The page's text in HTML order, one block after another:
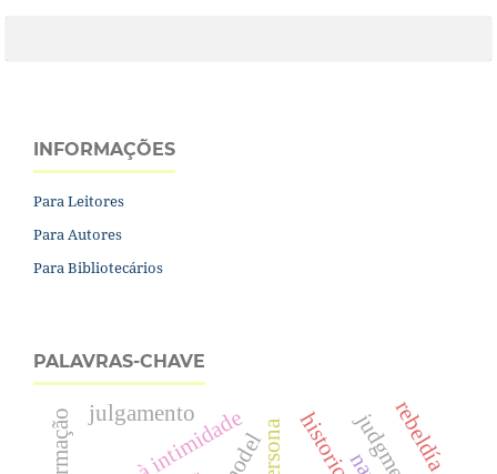
INFORMAÇÕES
Para Leitores
Para Autores
Para Bibliotecários
PALAVRAS-CHAVE
persona judgment
julgamento rebeldía